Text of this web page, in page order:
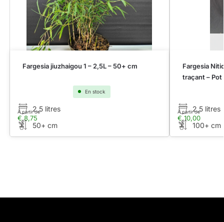
Fargesia jiuzhaigou 1 – 2,5L – 50+ cm
En stock
€8,75
À partir de2,5 litres
50+ cm
Fargesia
traçant – Pot
€10,00
À partir de2,5 litres
100+ cm